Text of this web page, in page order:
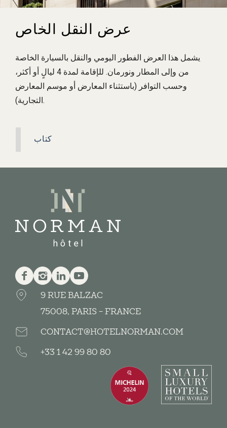
عرض النقل الخاص
يشمل هذا العرض الفطور اليومي والنقل بالسيارة الخاصة
من وإلى المطار ونورمان. للإقامة لمدة 4 ليالٍ أو أكثر،
وحسب التوافر (باستثناء المعارض أو موسم المعارض
التجارية).
كتاب
Facebook
InstagramLinkedinيوتيوب
9 RUE BALZAC
75008, PARIS - FRANCE
CONTACT@HOTELNORMAN.COM
+33 1 42 99 80 80